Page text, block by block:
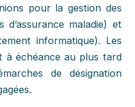
pour la gestion des
d’assurance maladie) et
informatique). Les
à échéance au plus tard
de désignation